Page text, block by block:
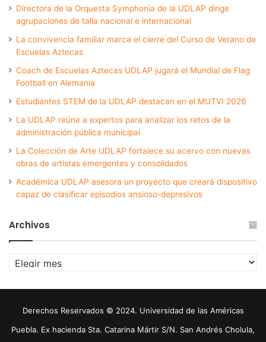
Directora de la Orquesta Symphonia de la UDLAP dirige
agrupaciones de talla nacional e internacional
La convivencia familiar marca el cierre del Curso de Verano de
Escuelas Aztecas
Coach de Escuelas Aztecas UDLAP jugará el Mundial de Flag
Football en Alemania
Estudiantes STEM de la UDLAP destacan en el MUTVI 2026
La UDLAP reúne a expertos para analizar los retos de la
administración pública municipal
La Colección de Arte UDLAP fortalece su acervo con nuevas
obras de artistas emergentes y consolidados
Académica UDLAP asesora un proyecto que creará dispositivo
capaz de clasificar episodios ansioso-depresivos
Archivos
Archivos
Derechos Reservados © 2024. Universidad de las Américas
Puebla. Ex hacienda Sta. Catarina Mártir S/N. San Andrés Cholula,